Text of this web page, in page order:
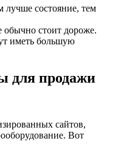
лучше состояние, тем
обычно стоит дороже.
иметь большую
для продажи
сайтов,
Вот